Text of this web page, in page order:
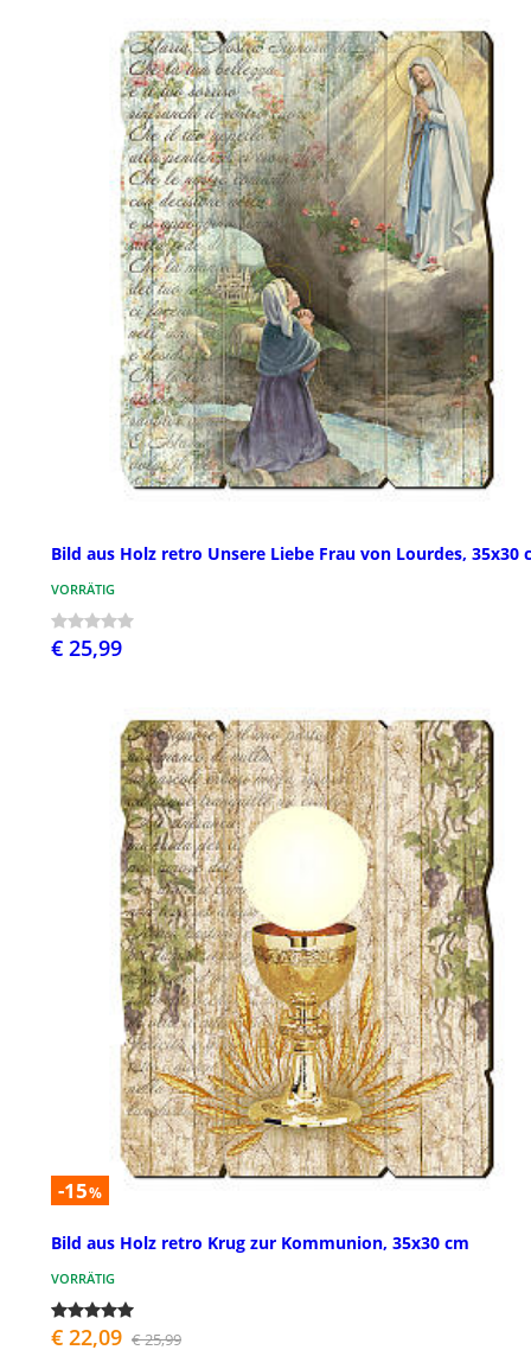
Bild aus Holz retro Unsere Liebe Frau von Lourdes, 35x30
VORRÄTIG
€ 25,99
-15%
Bild aus Holz retro Krug zur Kommunion, 35x30 cm
VORRÄTIG
€ 22,09 € 25,99